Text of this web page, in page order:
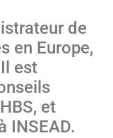
de
en Europe,
est
et
INSEAD.